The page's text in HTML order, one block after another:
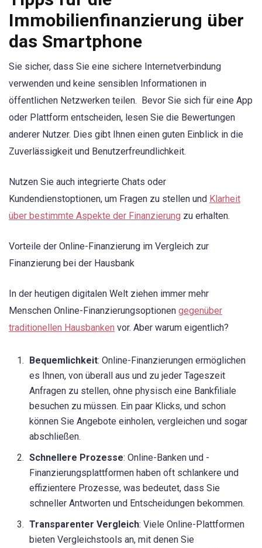
Immobilienfinanzierung über
das Smartphone
Sie sicher, dass Sie eine sichere Internetverbindung
verwenden und keine sensiblen Informationen in
öffentlichen Netzwerken teilen. Bevor Sie sich für eine App
oder Plattform entscheiden, lesen Sie die Bewertungen
anderer Nutzer. Dies gibt Ihnen einen guten Einblick in die
Zuverlässigkeit und Benutzerfreundlichkeit.
Nutzen Sie auch integrierte Chats oder
Kundendienstoptionen, um Fragen zu stellen und Klarheit
über bestimmte Aspekte der Finanzierung zu erhalten.
Vorteile der Online-Finanzierung im Vergleich zur
Finanzierung bei der Hausbank
In der heutigen digitalen Welt ziehen immer mehr
Menschen Online-Finanzierungsoptionen gegenüber
traditionellen Hausbanken vor. Aber warum eigentlich?
Bequemlichkeit: Online-Finanzierungen ermöglichen
es Ihnen, von überall aus und zu jeder Tageszeit
Anfragen zu stellen, ohne physisch eine Bankfiliale
besuchen zu müssen. Ein paar Klicks, und schon
können Sie Angebote einholen, vergleichen und sogar
abschließen.
Schnellere Prozesse: Online-Banken und -
Finanzierungsplattformen haben oft schlankere und
effizientere Prozesse, was bedeutet, dass Sie
schneller Antworten und Entscheidungen bekommen.
Transparenter Vergleich: Viele Online-Plattformen
bieten Vergleichstools an, mit denen Sie